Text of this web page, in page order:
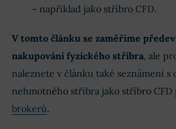
– například jako stříbro CFD.
V tomto článku se zaměříme
nakupování fyzického stříbra, ale
naleznete v článku také seznámení s
nehmotného stříbra jako stříbro
brokerů.